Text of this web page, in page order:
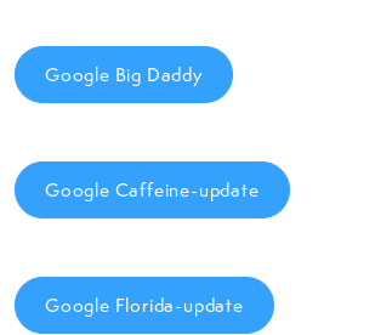
Google Big Daddy
Google Caffeine-update
Google Florida-update